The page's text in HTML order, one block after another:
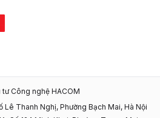
Công nghệ HACOM
Lê Thanh Nghị, Phường Bạch Mai, Hà Nội